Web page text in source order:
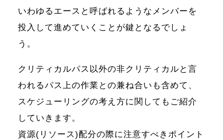
いわゆるエースと呼ばれるようなメンバーを
投入して進めていくことが鍵となるでしょ
う。
クリティカルパス以外の非クリティカルと言
われるパス上の作業との兼ね合いも含めて、
スケジューリングの考え方に関してもご紹介
していきます。
資源(リソース)配分の際に注意すべきポイント